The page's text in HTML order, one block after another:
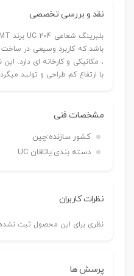
نقد و بررسی تخصصی
باشد که کاربرد وسیعی در
، مکانیکی و کارخانه ای دارد.
با ارتفاع کم طراحی و تولید
مشخصات فنی
کشور سازنده:چین
دسته بندی:یاتاقان UC
نظرات کاربران
نظری برای این محصول ثبت
پرسش ها